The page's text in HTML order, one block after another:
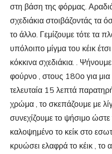
στη βάση της φόρμας.
σχεδιάκια στοιβάζοντάς τα
το άλλο. Γεμίζουμε τότε τα
υπόλοιπο μίγμα του κέικ
κόκκινα σχεδιάκια. .
φούρνο , στους 180ο για
τελευταία 15 λεπτά
χρώμα , το σκεπάζουμε με
συνεχίζουμε το ψήσιμο ώστε
καλοψημένο το κείκ στο
κρυώσει ελαφρά το κέικ ,